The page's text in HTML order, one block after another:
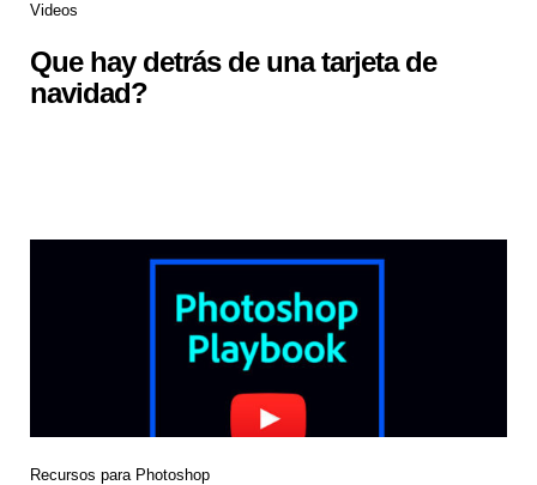
Videos
Que hay detrás de una tarjeta de
navidad?
Recursos para Photoshop